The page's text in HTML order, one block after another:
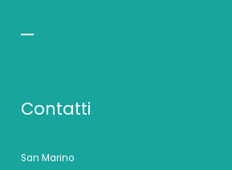
Contatti
San Marino